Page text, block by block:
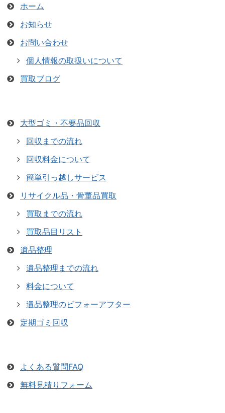
ホーム
お知らせ
お問い合わせ
個人情報の取扱いについて
買取ブログ
大型ゴミ・不要品回収
回収までの流れ
回収料金について
簡単引っ越しサービス
リサイクル品・骨董品買取
買取までの流れ
買取品目リスト
遺品整理
遺品整理までの流れ
料金について
遺品整理のビフォーアフター
定期ゴミ回収
よくある質問FAQ
無料見積りフォーム